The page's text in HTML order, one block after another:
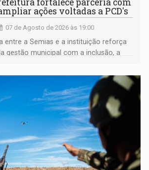
fortalece parceria com
ações voltadas a PCD's
07 de Agosto de 2026 às 19:00
entre a Semias e a instituição reforça
gestão municipal com a inclusão, a